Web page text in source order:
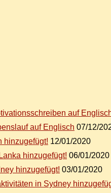
auf
auf Englisch 07/12/
hinzugefügt! 12/01/2020
hinzugefügt! 06/01/2020
hinzugefügt! 03/01/2020
in Syd­ney